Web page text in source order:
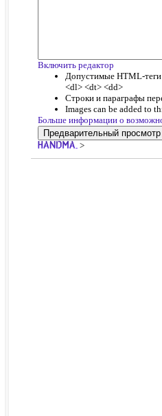
Включить редактор
Допустимые HTML-
<dl> <dt> <dd>
Строки и параграфы
Images can be added to
Больше информации о
>